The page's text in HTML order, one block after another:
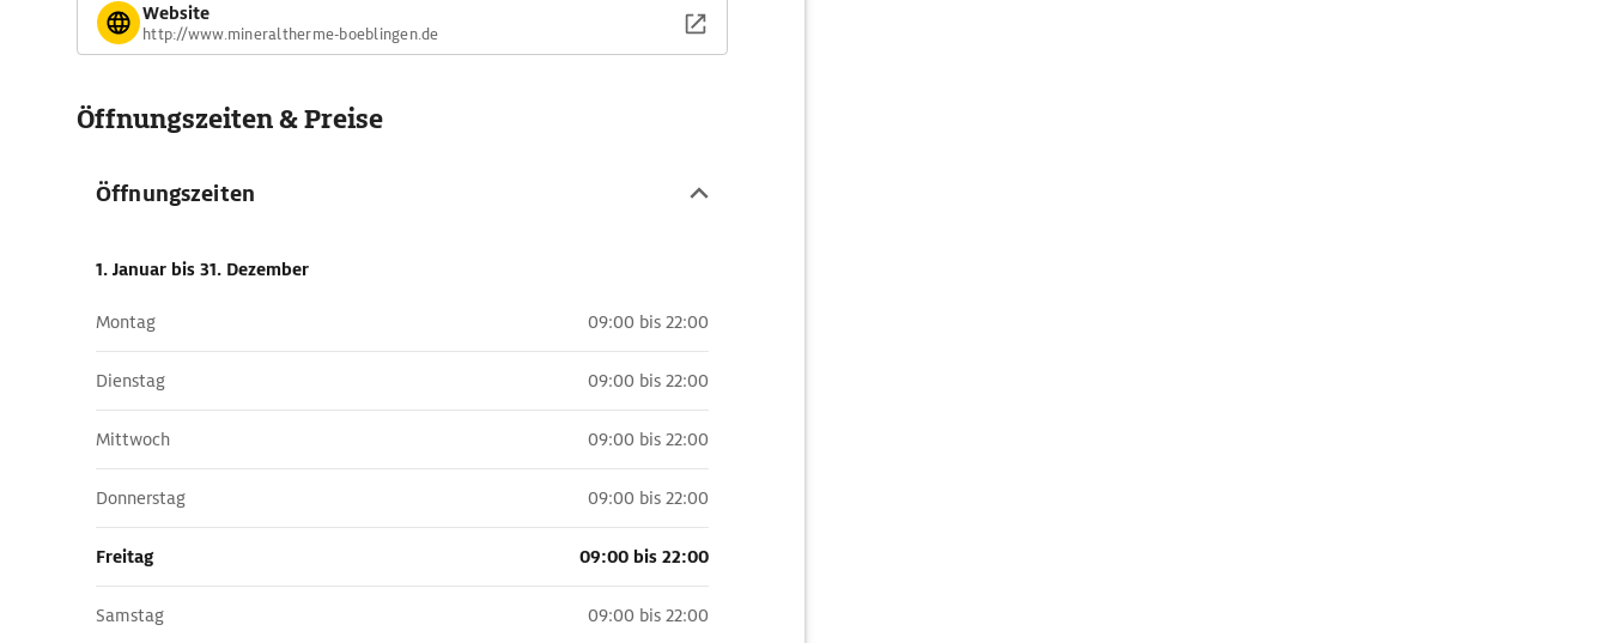
Website
http://www.mineraltherme-boeblingen.de
Öffnungszeiten & Preise
Öffnungszeiten
1. Januar bis 31. Dezember
Montag 09:00 bis 22:00
Dienstag 09:00 bis 22:00
Mittwoch 09:00 bis 22:00
Donnerstag 09:00 bis 22:00
Freitag 09:00 bis 22:00
Samstag 09:00 bis 22:00